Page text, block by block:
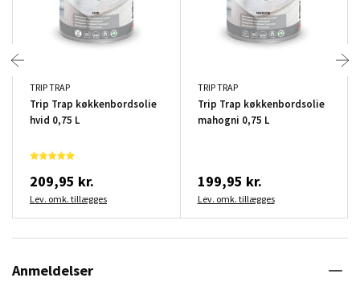
TRIP TRAP
Trip Trap køkkenbordsolie
hvid 0,75 L
209,95 kr.
Lev. omk. tillægges
TRIP TRAP
Trip Trap køkkenbordsolie
mahogni 0,75 L
199,95 kr.
Lev. omk. tillægges
Anmeldelser